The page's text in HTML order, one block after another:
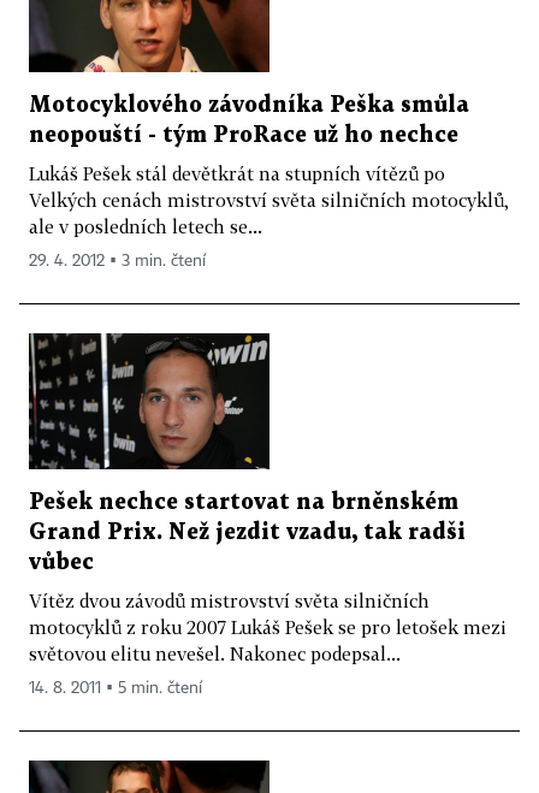
Motocyklového závodníka Peška smůla
neopouští - tým ProRace už ho nechce
Lukáš Pešek stál devětkrát na stupních vítězů po
Velkých cenách mistrovství světa silničních motocyklů,
ale v posledních letech se...
29. 4. 2012 ▪ 3 min. čtení
Pešek nechce startovat na brněnském
Grand Prix. Než jezdit vzadu, tak radši
vůbec
Vítěz dvou závodů mistrovství světa silničních
motocyklů z roku 2007 Lukáš Pešek se pro letošek mezi
světovou elitu nevešel. Nakonec podepsal...
14. 8. 2011 ▪ 5 min. čtení